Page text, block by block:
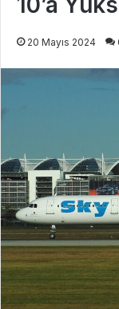
20 Mayıs 2024